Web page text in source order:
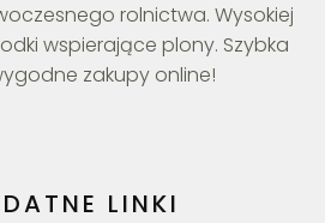
rolnictwa. Wysokiej
wspierające plony. Szybka
zakupy online!
LINKI